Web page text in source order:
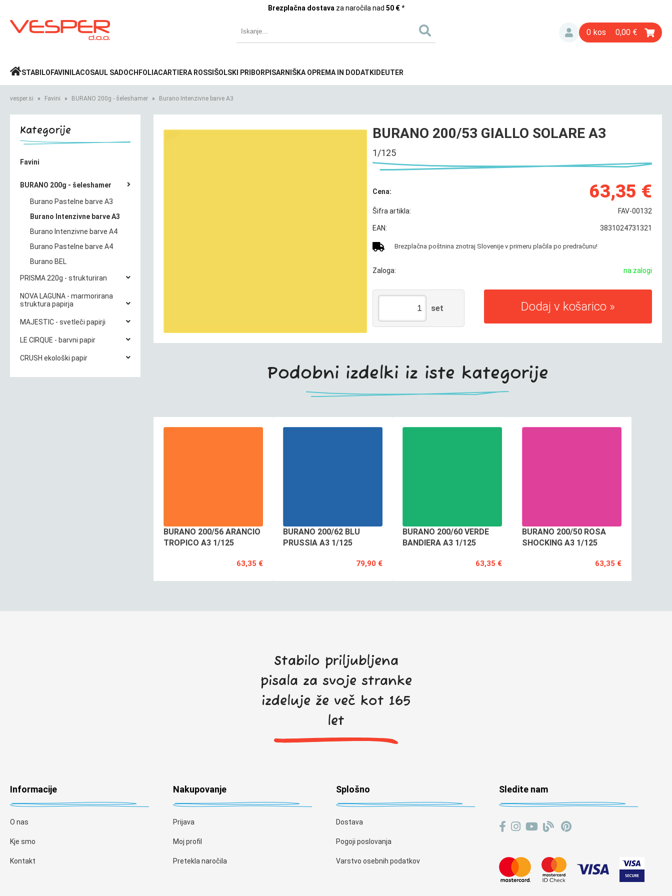
Brezplačna dostava za naročila nad 50 € *
Prijava» 0 0,00
STABILO FAVINI LACOSAUL SADOCH FOLIACARTIERA ROSSI ŠOLSKI PRIBOR PISARNIŠKA OPREMA IN DODATKI DEUTER
vesper.si Favini BURANO 200g - šeleshamer Burano Intenzivne barve A3
Kategorije
Favini
BURANO 200g - šeleshamer
Burano Pastelne barve A3
Burano Intenzivne barve A3
Burano Intenzivne barve A4
Burano Pastelne barve A4
Burano BEL
PRISMA 220g - strukturiran
NOVA LAGUNA - marmorirana
struktura papirja
MAJESTIC - svetleči papirji
LE CIRQUE - barvni papir
CRUSH ekološki papir
BURANO 200/53 GIALLO SOLARE A3
1/125
Cena: 63,35 €
Šifra artikla: FAV-00132
EAN: 3831024731321
Brezplačna poštnina znotraj Slovenije v primeru plačila po predračunu!
Zaloga: na zalogi
Dodaj v košarico
set
Podobni izdelki iz iste kategorije
BURANO 200/56 ARANCIO
TROPICO A3 1/125
63,35 €
BURANO 200/62 BLU
PRUSSIA A3 1/125
79,90 €
BURANO 200/60 VERDE
BANDIERA A3 1/125
63,35 €
BURANO 200/50 ROSA
SHOCKING A3 1/125
63,35 €
Stabilo priljubljena
pisala za svoje stranke
izdeluje že več kot 165
let
Informacije
O nas
Kje smo
Kontakt
Nakupovanje
Prijava
Moj profil
Pretekla naročila
Splošno
Dostava
Pogoji poslovanja
Varstvo osebnih podatkov
Sledite nam